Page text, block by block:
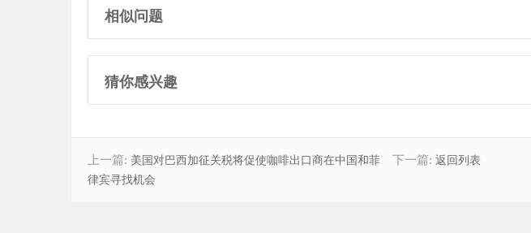
相似问题
猜你感兴趣
上一篇: 美国对巴西加征关税将促使咖啡出口商在中国和菲
律宾寻找机会
下一篇:返回列表